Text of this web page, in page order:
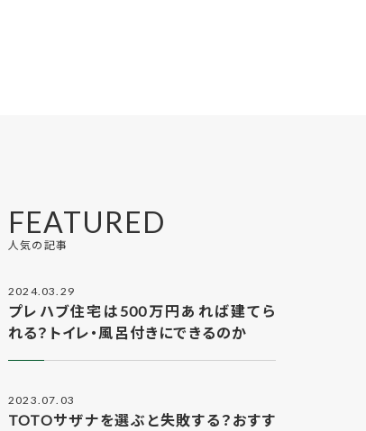
FEATURED
人気の記事
2024.03.29
プレハブ住宅は500万円あれば建てら
れる？トイレ・風呂付きにできるのか
2023.07.03
TOTOサザナを選ぶと失敗する？おすす